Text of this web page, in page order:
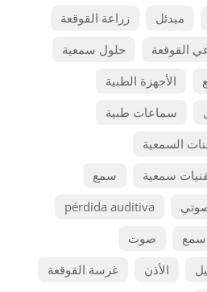
ميدئل
زراعة القوقعة
القوقعة
حلول سمعية
الأجهزة الطبية
سماعات طبية
السمعية
سمعية
سمع
pérdida auditiva
صوت
الأذن
غرسة القوقعة